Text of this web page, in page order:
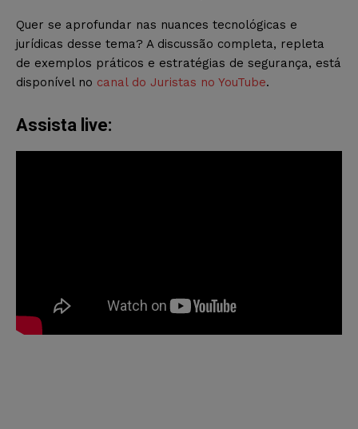
Quer se aprofundar nas nuances tecnológicas e
jurídicas desse tema? A discussão completa, repleta
de exemplos práticos e estratégias de segurança, está
disponível no canal do Juristas no YouTube.
Assista live: